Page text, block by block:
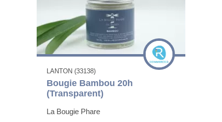
LANTON (33138)
Bougie Bambou 20h
(Transparent)
La Bougie Phare